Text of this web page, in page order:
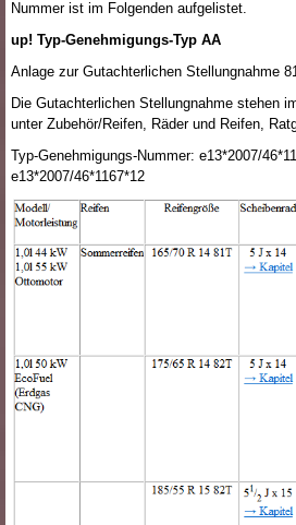
Nummer ist im Folgenden aufgelistet.
up! Typ-Genehmigungs-Typ AA
Anlage zur Gutachterlichen Stellungnahme
Die Gutachterlichen Stellungnahme stehen
unter Zubehör/Reifen, Räder und Reifen,
Typ-Genehmigungs-Nummer: e13*2007/
e13*2007/46*1167*12